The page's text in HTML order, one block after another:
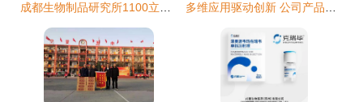
成都生物制品研究所1100立方米狂犬病疫苗冷库建设方案及施工纪实 多维应用驱动创新 公司产品矩阵在食品与生物科技领域的深度拓展